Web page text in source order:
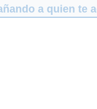
a quien te